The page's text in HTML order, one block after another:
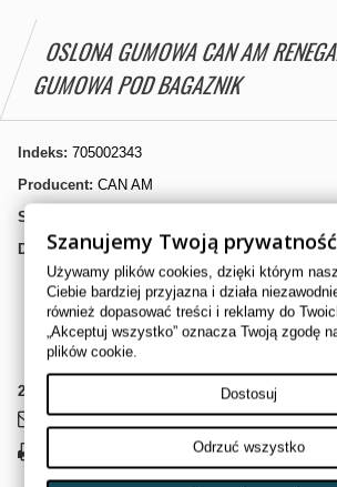
OSLONA GUMOWA CAN AM
GUMOWA POD BAGAZNIK
Indeks: 705002343
Producent: CAN AM
Stan:
Dostępność: Dostępny
ORYGINALNA OSŁONA GUMOWA CAN AM
NAKLEJKA GUMOWA POD BAGAŻNIK
CAN AM OEM# 705002343
2
Wyślij do znajomego
Szanujemy Twoją prywatność
Używamy plików cookies, dzięki którym
Ciebie bardziej przyjazna i działa
również dopasować treści i reklamy do
„Akceptuj wszystko” oznacza Twoją zgodę
plików cookie.
Dostosuj
Odrzuć wszystko